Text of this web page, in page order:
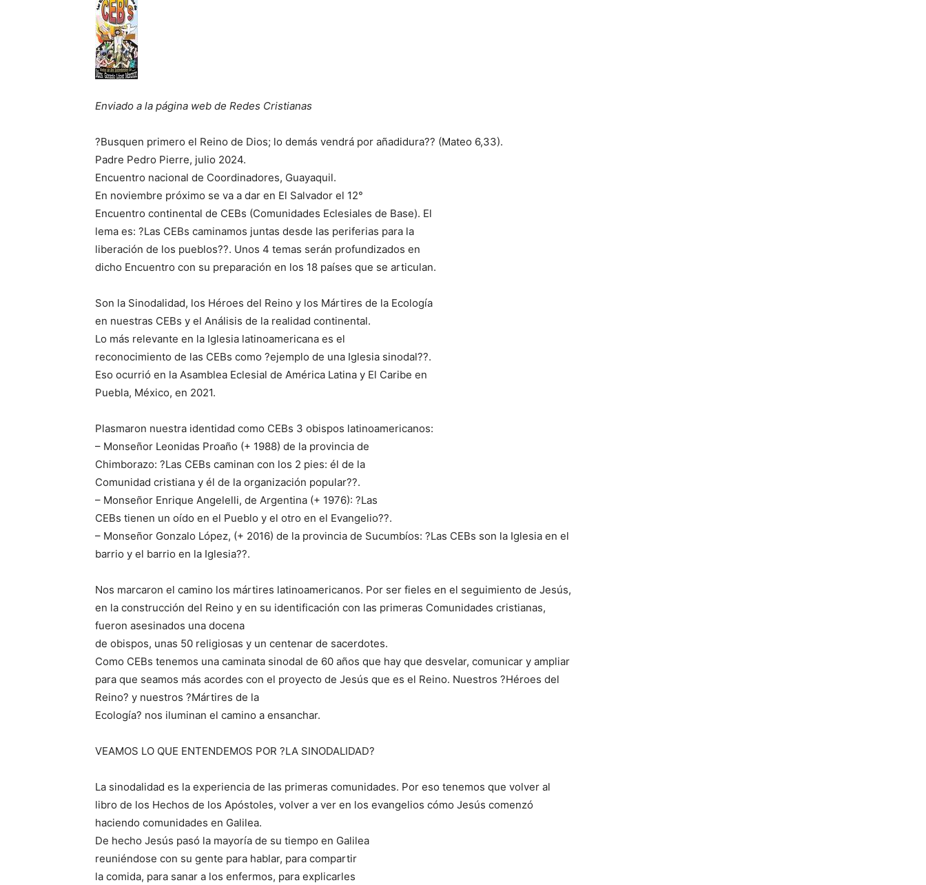
Enviado a la página web de Redes Cristianas
?Busquen primero el Reino de Dios; lo demás vendrá por añadidura?? (Mateo 6,33).
Padre Pedro Pierre, julio 2024.
Encuentro nacional de Coordinadores, Guayaquil.
En noviembre próximo se va a dar en El Salvador el 12°
Encuentro continental de CEBs (Comunidades Eclesiales de Base). El
lema es: ?Las CEBs caminamos juntas desde las periferias para la
liberación de los pueblos??. Unos 4 temas serán profundizados en
dicho Encuentro con su preparación en los 18 países que se articulan.
Son la Sinodalidad, los Héroes del Reino y los Mártires de la Ecología
en nuestras CEBs y el Análisis de la realidad continental.
Lo más relevante en la Iglesia latinoamericana es el
reconocimiento de las CEBs como ?ejemplo de una Iglesia sinodal??.
Eso ocurrió en la Asamblea Eclesial de América Latina y El Caribe en
Puebla, México, en 2021.
Plasmaron nuestra identidad como CEBs 3 obispos latinoamericanos:
– Monseñor Leonidas Proaño (+ 1988) de la provincia de
Chimborazo: ?Las CEBs caminan con los 2 pies: él de la
Comunidad cristiana y él de la organización popular??.
– Monseñor Enrique Angelelli, de Argentina (+ 1976): ?Las
CEBs tienen un oído en el Pueblo y el otro en el Evangelio??.
– Monseñor Gonzalo López, (+ 2016) de la provincia de Sucumbíos: ?Las CEBs son la Iglesia en el
barrio y el barrio en la Iglesia??.
Nos marcaron el camino los mártires latinoamericanos. Por ser fieles en el seguimiento de Jesús,
en la construcción del Reino y en su identificación con las primeras Comunidades cristianas,
fueron asesinados una docena
de obispos, unas 50 religiosas y un centenar de sacerdotes.
Como CEBs tenemos una caminata sinodal de 60 años que hay que desvelar, comunicar y ampliar
para que seamos más acordes con el proyecto de Jesús que es el Reino. Nuestros ?Héroes del
Reino? y nuestros ?Mártires de la
Ecología? nos iluminan el camino a ensanchar.
VEAMOS LO QUE ENTENDEMOS POR ?LA SINODALIDAD?
La sinodalidad es la experiencia de las primeras comunidades. Por eso tenemos que volver al
libro de los Hechos de los Apóstoles, volver a ver en los evangelios cómo Jesús comenzó
haciendo comunidades en Galilea.
De hecho Jesús pasó la mayoría de su tiempo en Galilea
reuniéndose con su gente para hablar, para compartir
la comida, para sanar a los enfermos, para explicarles